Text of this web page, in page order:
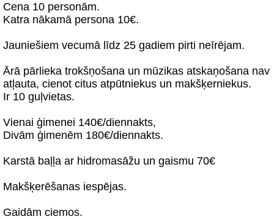
Cena 10 personām.
Katra nākamā persona 10€.
Jauniešiem vecumā līdz 25 gadiem pirti neīrējam.
Ārā pārlieka trokšņošana un mūzikas atskaņošana nav
atļauta, cienot citus atpūtniekus un makšķerniekus.
Ir 10 guļvietas.
Vienai ģimenei 140€/diennakts,
Divām ģimenēm 180€/diennakts.
Karstā baļļa ar hidromasāžu un gaismu 70€
Makšķerēšanas iespējas.
Gaidām ciemos.